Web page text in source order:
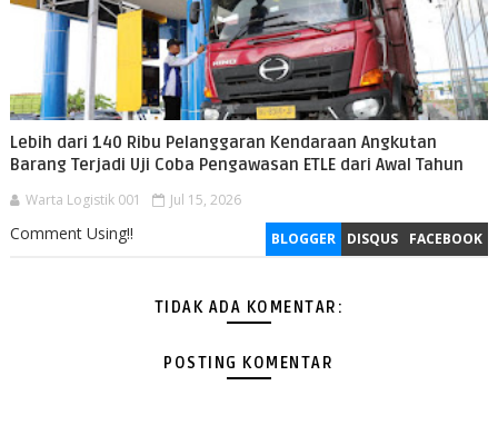
Lebih dari 140 Ribu Pelanggaran Kendaraan Angkutan
Barang Terjadi Uji Coba Pengawasan ETLE dari Awal Tahun
Warta Logistik 001 Jul 15, 2026
BLOGGER DISQUS FACEBOOK
Comment Using!!
TIDAK ADA KOMENTAR:
POSTING KOMENTAR